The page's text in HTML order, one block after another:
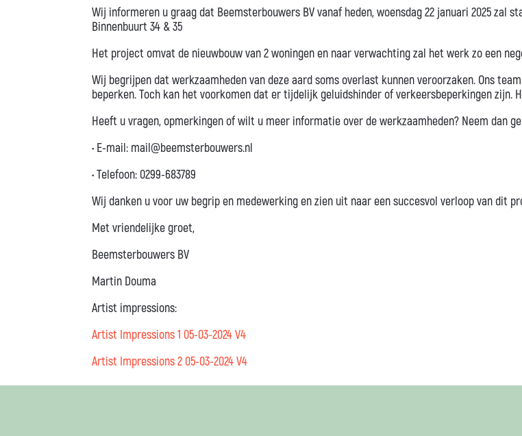
Wij informeren u graag dat Beemsterbouwers BV vanaf heden, woensdag 22 januari 2025 zal
Binnenbuurt 34 & 35
Het project omvat de nieuwbouw van 2 woningen en naar verwachting zal het werk zo een
Wij begrijpen dat werkzaamheden van deze aard soms overlast kunnen veroorzaken. Ons
beperken. Toch kan het voorkomen dat er tijdelijk geluidshinder of verkeersbeperkingen zijn.
Heeft u vragen, opmerkingen of wilt u meer informatie over de werkzaamheden? Neem dan
• E-mail: mail@beemsterbouwers.nl
•Telefoon: 0299-683789
Wij danken u voor uw begrip en medewerking en zien uit naar een succesvol verloop van dit
Met vriendelijke groet,
Beemsterbouwers BV
Martin Douma
Artist impressions:
Artist Impressions 1 05-03-2024 V4
Artist Impressions 2 05-03-2024 V4